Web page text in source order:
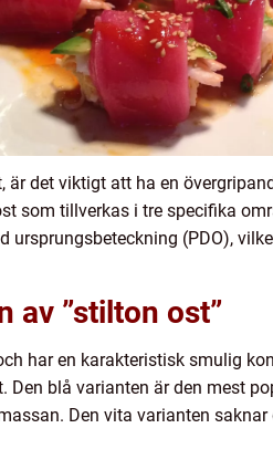
det viktigt att ha en
som tillverkas i tre specifika
ursprungsbeteckning (PDO),
av ”stilton ost”
har en karakteristisk smulig
blå varianten är den mest
Den vita varianten